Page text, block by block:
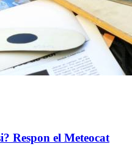
Respon el Meteocat